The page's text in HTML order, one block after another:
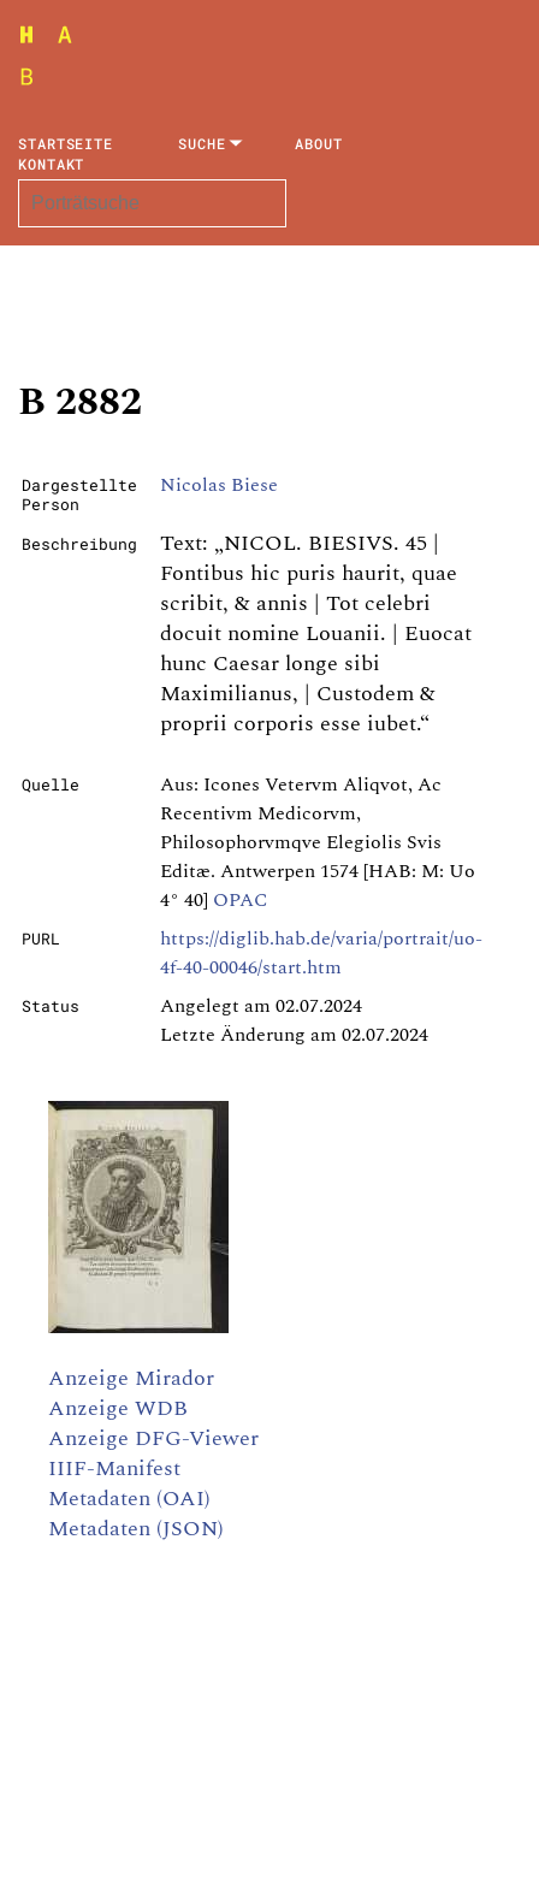
STARTSEITE SUCHE
ABOUT
KONTAKT
B 2882
Dargestellte
Person
Nicolas Biese
Beschreibung
Text: „NICOL. BIESIVS. 45 |
Fontibus hic puris haurit, quae
scribit, & annis | Tot celebri
docuit nomine Louanii. | Euocat
hunc Caesar longe sibi
Maximilianus, | Custodem &
proprii corporis esse iubet.“
Quelle
Aus: Icones Vetervm Aliqvot, Ac
Recentivm Medicorvm,
Philosophorvmqve Elegiolis Svis
Editæ. Antwerpen 1574 [HAB: M: Uo
4° 40] OPAC
PURL
https://diglib.hab.de/varia/portrait/uo-
4f-40-00046/start.htm
Status
Angelegt am 02.07.2024
Letzte Änderung am 02.07.2024
Anzeige Mirador
Anzeige WDB
Anzeige DFG-Viewer
IIIF-Manifest
Metadaten (OAI)
Metadaten (JSON)